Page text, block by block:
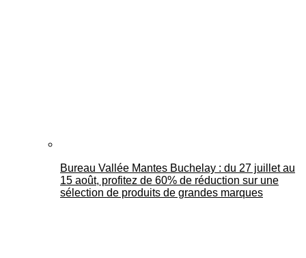
Bureau Vallée Mantes Buchelay : du 27 juillet au
15 août, profitez de 60% de réduction sur une
sélection de produits de grandes marques